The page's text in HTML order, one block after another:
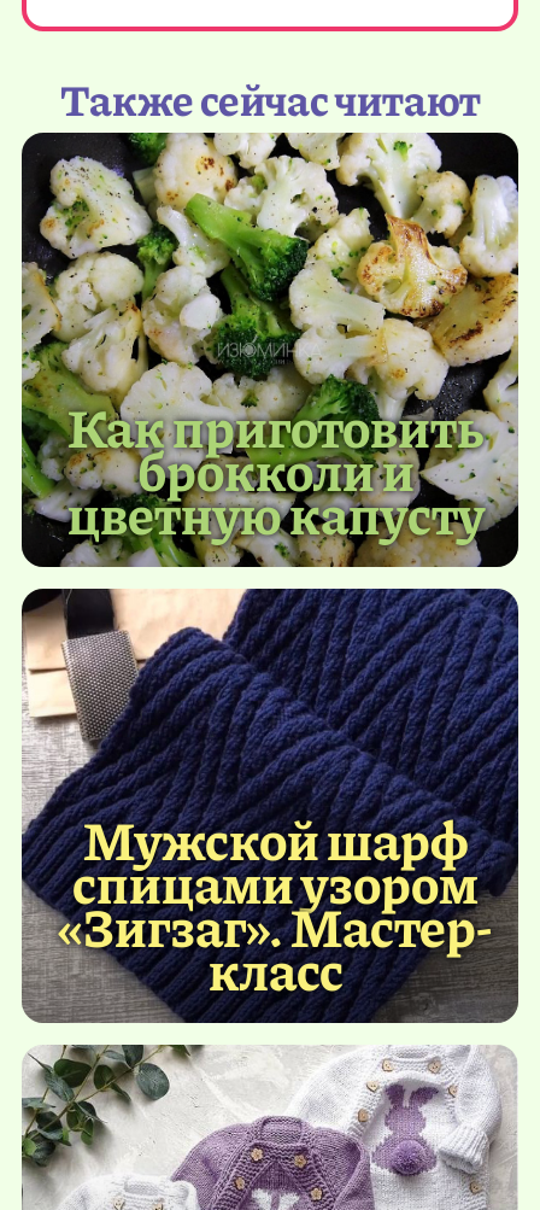
Также сейчас читают
Как приготовить
брокколи и
цветную капусту
Мужской шарф
спицами узором
«Зигзаг». Мастер-
класс